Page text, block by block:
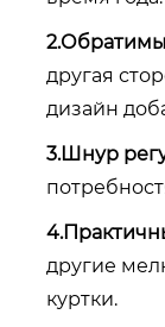
другая
дизайн
3.Шнур
другие
куртки.